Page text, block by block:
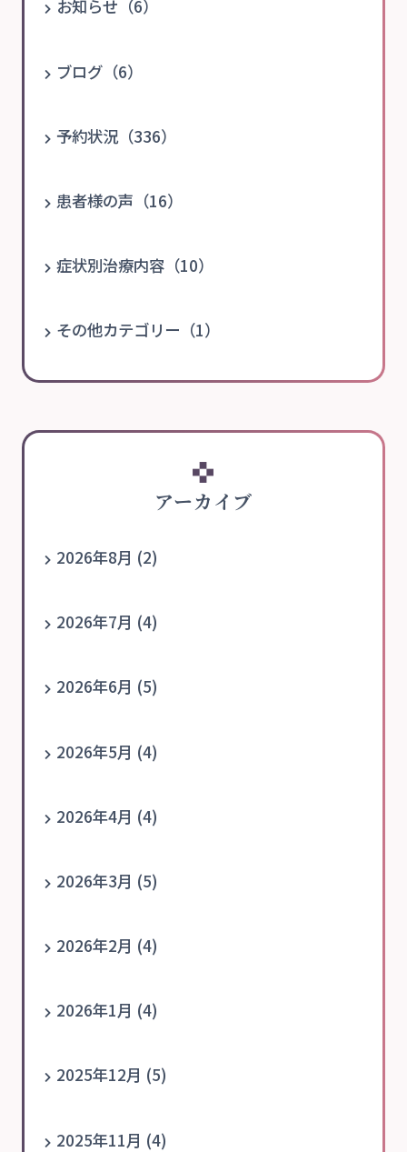
お知らせ（6）
ブログ（6）
予約状況（336）
患者様の声（16）
症状別治療内容（10）
その他カテゴリー（1）
アーカイブ
2026年8月 (2)
2026年7月 (4)
2026年6月 (5)
2026年5月 (4)
2026年4月 (4)
2026年3月 (5)
2026年2月 (4)
2026年1月 (4)
2025年12月 (5)
2025年11月 (4)